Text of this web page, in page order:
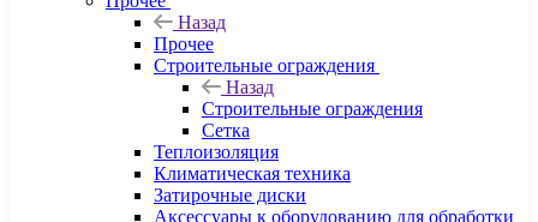
Назад
Прочее
Строительные ограждения
Назад
Строительные ограждения
Сетка
Теплоизоляция
Климатическая техника
Затирочные диски
Аксессуары к оборудованию для обработки